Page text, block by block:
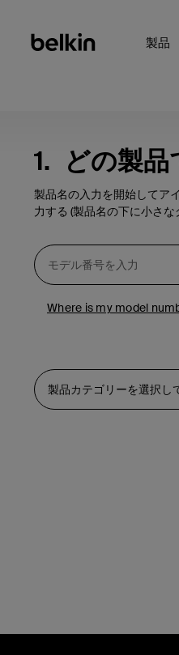
製品
1. どの製
製品名の入力を開始してア
力する (製品名の下に小さ
Where is my model